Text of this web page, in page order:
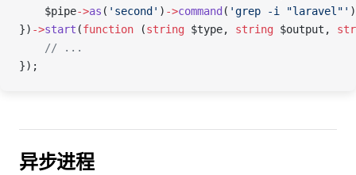
    $pipe
->as ( 'second' ) ->command ( 'grep -i "laravel"'
}) ->start (function (string $type, string $output ,
    // ...
});
异步进程